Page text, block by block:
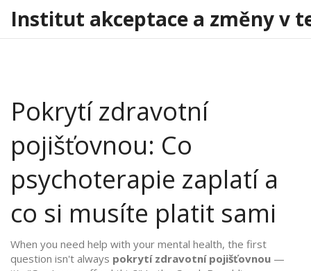
Institut akceptace a změny v
Pokrytí zdravotní
pojišťovnou: Co
psychoterapie zaplatí a
co si musíte platit sami
When you need help with your mental health, the first
question isn't always pokrytí zdravotní pojišťovnou —